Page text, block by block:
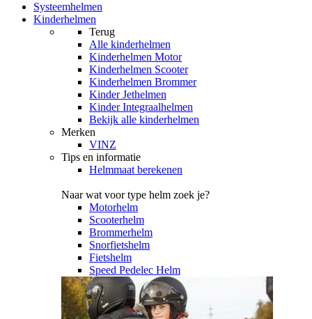
Systeemhelmen
Kinderhelmen
Terug
Alle kinderhelmen
Kinderhelmen Motor
Kinderhelmen Scooter
Kinderhelmen Brommer
Kinder Jethelmen
Kinder Integraalhelmen
Bekijk alle kinderhelmen
Merken
VINZ
Tips en informatie
Helmmaat berekenen
Naar wat voor type helm zoek je?
Motorhelm
Scooterhelm
Brommerhelm
Snorfietshelm
Fietshelm
Speed Pedelec Helm